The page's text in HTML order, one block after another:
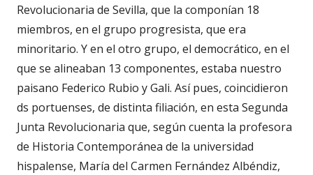
Revolucionaria de Sevilla, que la componían 18
miembros, en el grupo progresista, que era
minoritario. Y en el otro grupo, el democrático, en el
que se alineaban 13 componentes, estaba nuestro
paisano Federico Rubio y Gali. Así pues, coincidieron
ds portuenses, de distinta filiación, en esta Segunda
Junta Revolucionaria que, según cuenta la profesora
de Historia Contemporánea de la universidad
hispalense, María del Carmen Fernández Albéndiz,